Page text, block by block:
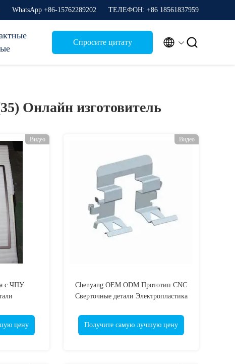
WhatsApp +86-15762289202 ТЕЛЕФОН: +86 18561837959
Спросите цитату  
Онлайн изготовитель
Видео
с ЧПУ
цену
Видео
Chenyang OEM ODM Прототип CNC
Сверточные детали Электропластика
Получите самую лучшую цену